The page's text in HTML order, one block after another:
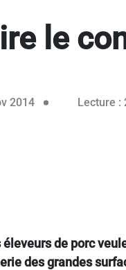
le
201403 mai 2016Lecture :
de porc
des grandes